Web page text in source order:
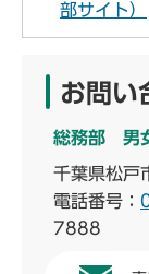
部サイト）
お問い
総務部 男
千葉県松戸
電話番号：
7888